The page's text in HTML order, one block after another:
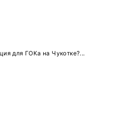
для ГОКа на Чукотке?...